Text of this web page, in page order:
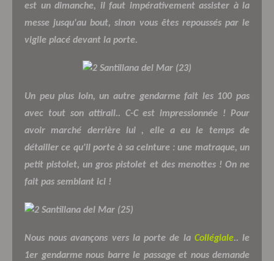
est un dimanche, il faut impérativement assister à la
messe jusqu'au bout, sinon vous êtes repoussés par le
vigile placé devant la porte.
Un peu plus loin, un autre gendarme fait les 100 pas
avec tout son attirail.. C-C est impressionnée ! Pour
avoir marché derrière lui , elle a eu le temps de
détailler ce qu'il porte à sa ceinture : une matraque, un
petit pistolet, un gros pistolet et des menottes ! On ne
fait pas semblant ici !
Nous nous avançons vers la porte de la Collégiale.. le
1er gendarme nous barre le passage et nous demande